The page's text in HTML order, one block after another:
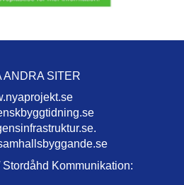
ANDRA SITER
Kommunikation: